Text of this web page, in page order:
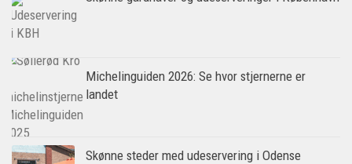
Michelinguiden 2026: Se hvor stjernerne er
landet
Skønne steder med udeservering i Odense